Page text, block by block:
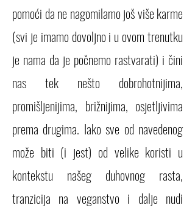
pomoći da ne nagomilamo još više karme
(svi je imamo dovoljno i u ovom trenutku
je nama da je počnemo rastvarati) i čini
nas tek nešto dobrohotnijima,
promišljenijima, brižnijima, osjetljivima
prema drugima. Iako sve od navedenog
može biti (i jest) od velike koristi u
kontekstu našeg duhovnog rasta,
tranzicija na veganstvo i dalje nudi